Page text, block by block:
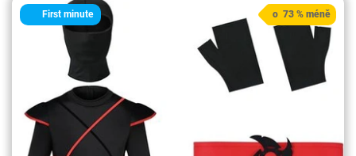
First minute o 73 % méně